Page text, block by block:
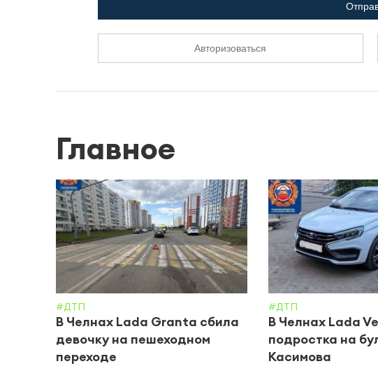
Авторизоваться
Главное
#ДТП
В Челнах Lada Granta сбила
девочку на пешеходном
переходе
#ДТП
В Челнах Lada
подростка на
Касимова